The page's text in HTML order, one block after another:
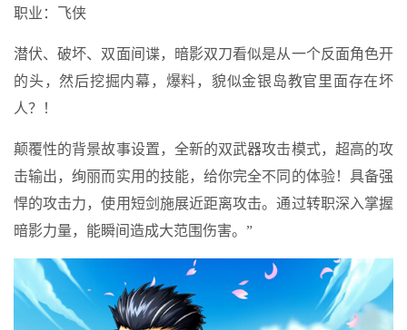
职业：飞侠
潜伏、破坏、双面间谍，暗影双刀看似是从一个反面角色开
的头，然后挖掘内幕，爆料，貌似金银岛教官里面存在坏
人？！
颠覆性的背景故事设置，全新的双武器攻击模式，超高的攻
击输出，绚丽而实用的技能，给你完全不同的体验！具备强
悍的攻击力，使用短剑施展近距离攻击。通过转职深入掌握
暗影力量，能瞬间造成大范围伤害。”